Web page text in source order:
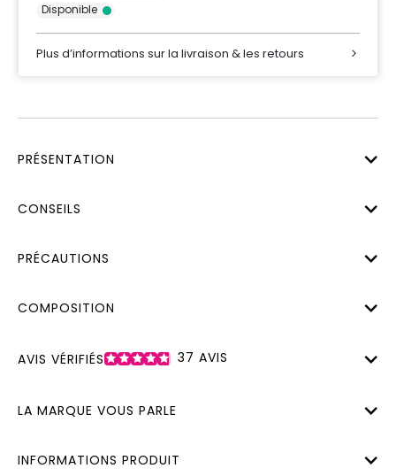
Disponible
Plus d’informations sur la livraison & les retours
PRÉSENTATION
CONSEILS
PRÉCAUTIONS
COMPOSITION
AVIS VÉRIFIÉS 37 AVIS
LA MARQUE VOUS PARLE
INFORMATIONS PRODUIT